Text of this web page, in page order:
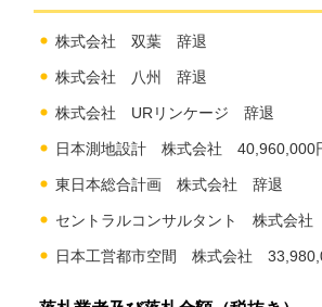
株式会社 双葉 辞退
株式会社 八州 辞退
株式会社 URリンケージ 辞退
日本測地設計 株式会社 40,960,000
東日本総合計画 株式会社 辞退
セントラルコンサルタント 株式会
日本工営都市空間 株式会社